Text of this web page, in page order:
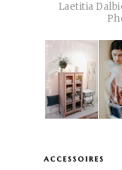
Laetitia
accessoires